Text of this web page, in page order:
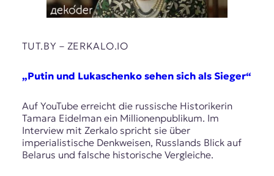
TUT.BY – ZERKALO.IO
„Putin und Lukaschenko sehen sich als Sieger“
Auf YouTube erreicht die russische Historikerin
Tamara Eidelman ein Millionenpublikum. Im
Interview mit Zerkalo spricht sie über
imperialistische Denkweisen, Russlands Blick auf
Belarus und falsche historische Vergleiche.